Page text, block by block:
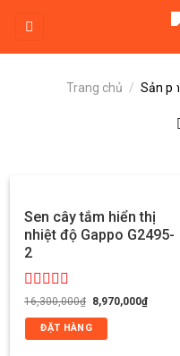
content
Trang chủ / Sản
Sen cây tắm hiển thị
nhiệt độ Gappo G2495-
2
Được
xếp
hạng
0
16,300,000₫ Giá
gốc
là:
16,300,000₫.
8,970,000₫Giá
hiện
ĐẶT HÀNG